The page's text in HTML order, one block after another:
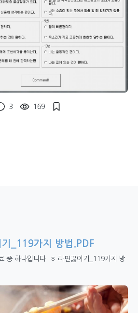
3 169
_119가지 방법.PDF
중 하나입니다. ㅎ 라면끓이기_119가지 방